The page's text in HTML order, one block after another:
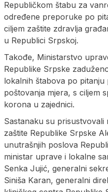
Republičkom štabu za
određene preporuke po
ciljem zaštite zdravlja
u Republici Srpskoj.
Takođe, Ministarstvo
Republike Srpske
lokalnih štabova po
poštovanja mjera, s ciljem
korona u zajednici.
Sastanaku su prisustvovali
zaštite Republike Srpske
unutrašnjih poslova
ministar uprave i lokalne
Senka Jujić, generalni
Siniša Karan, generalni